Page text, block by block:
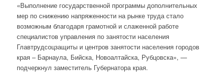
«Выполнение государственной программы дополнительных
мер по снижению напряженности на рынке труда стало
возможным благодаря грамотной и слаженной работе
специалистов управления по занятости населения
Главтрудсоцзащиты и центров занятости населения городов
края – Барнаула, Бийска, Новоалтайска, Рубцовска», —
подчеркнул заместитель Губернатора края.